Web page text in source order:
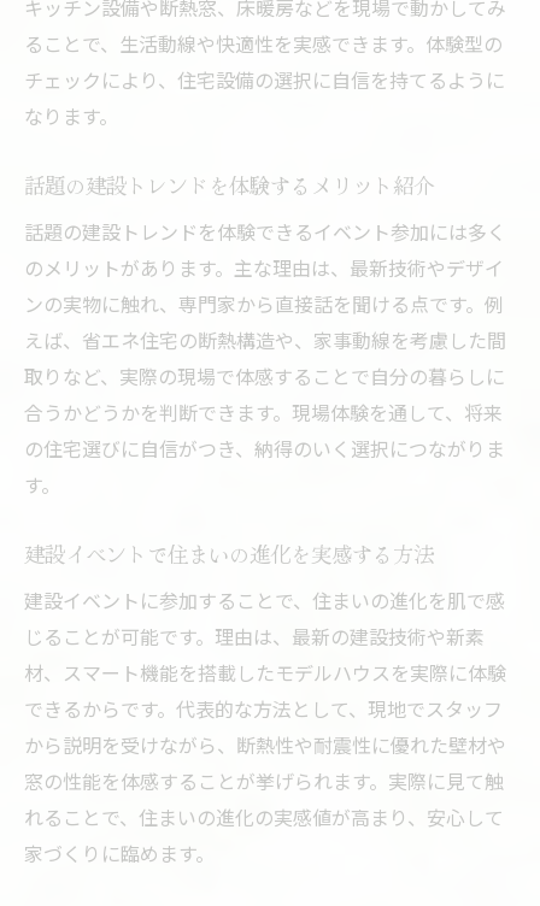
キッチン設備や断熱窓、床暖房などを現場で動かしてみ
ることで、生活動線や快適性を実感できます。体験型の
チェックにより、住宅設備の選択に自信を持てるように
なります。
話題の建設トレンドを体験するメリット紹介
話題の建設トレンドを体験できるイベント参加には多く
のメリットがあります。主な理由は、最新技術やデザイ
ンの実物に触れ、専門家から直接話を聞ける点です。例
えば、省エネ住宅の断熱構造や、家事動線を考慮した間
取りなど、実際の現場で体感することで自分の暮らしに
合うかどうかを判断できます。現場体験を通して、将来
の住宅選びに自信がつき、納得のいく選択につながりま
す。
建設イベントで住まいの進化を実感する方法
建設イベントに参加することで、住まいの進化を肌で感
じることが可能です。理由は、最新の建設技術や新素
材、スマート機能を搭載したモデルハウスを実際に体験
できるからです。代表的な方法として、現地でスタッフ
から説明を受けながら、断熱性や耐震性に優れた壁材や
窓の性能を体感することが挙げられます。実際に見て触
れることで、住まいの進化の実感値が高まり、安心して
家づくりに臨めます。